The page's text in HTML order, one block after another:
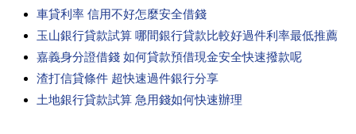
車貸利率 信用不好怎麼安全借錢
玉山銀行貸款試算 哪間銀行貸款比較好過件利率最低推薦
嘉義身分證借錢 如何貸款預借現金安全快速撥款呢
渣打信貸條件 超快速過件銀行分享
土地銀行貸款試算 急用錢如何快速辦理